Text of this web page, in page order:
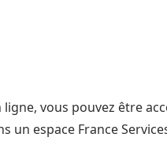
vous pouvez être
un espace France